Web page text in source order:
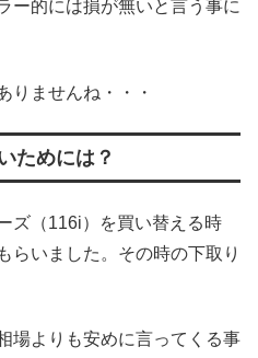
ー的には損が無いと言う事に
りませんね・・・
ためには？
ズ（116i）を買い替える時
らいました。その時の下取り
場よりも安めに言ってくる事